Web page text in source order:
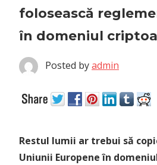
folosească
în domeniul
Posted byadmin
Restul lumii ar trebui să
Uniunii Europene în